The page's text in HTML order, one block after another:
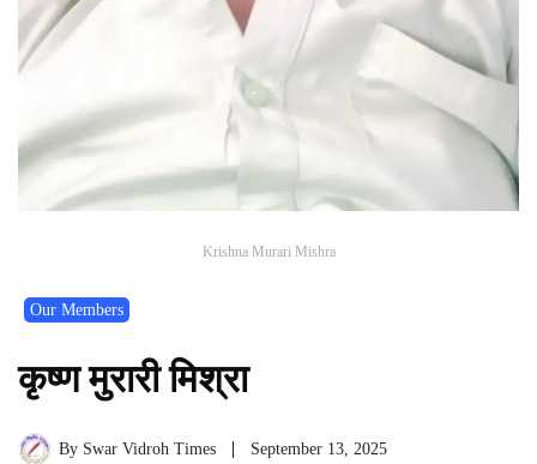
Krishna Murari Mishra
Our Members
कृष्ण मुरारी मिश्रा
By Swar Vidroh Times
September 13, 2025